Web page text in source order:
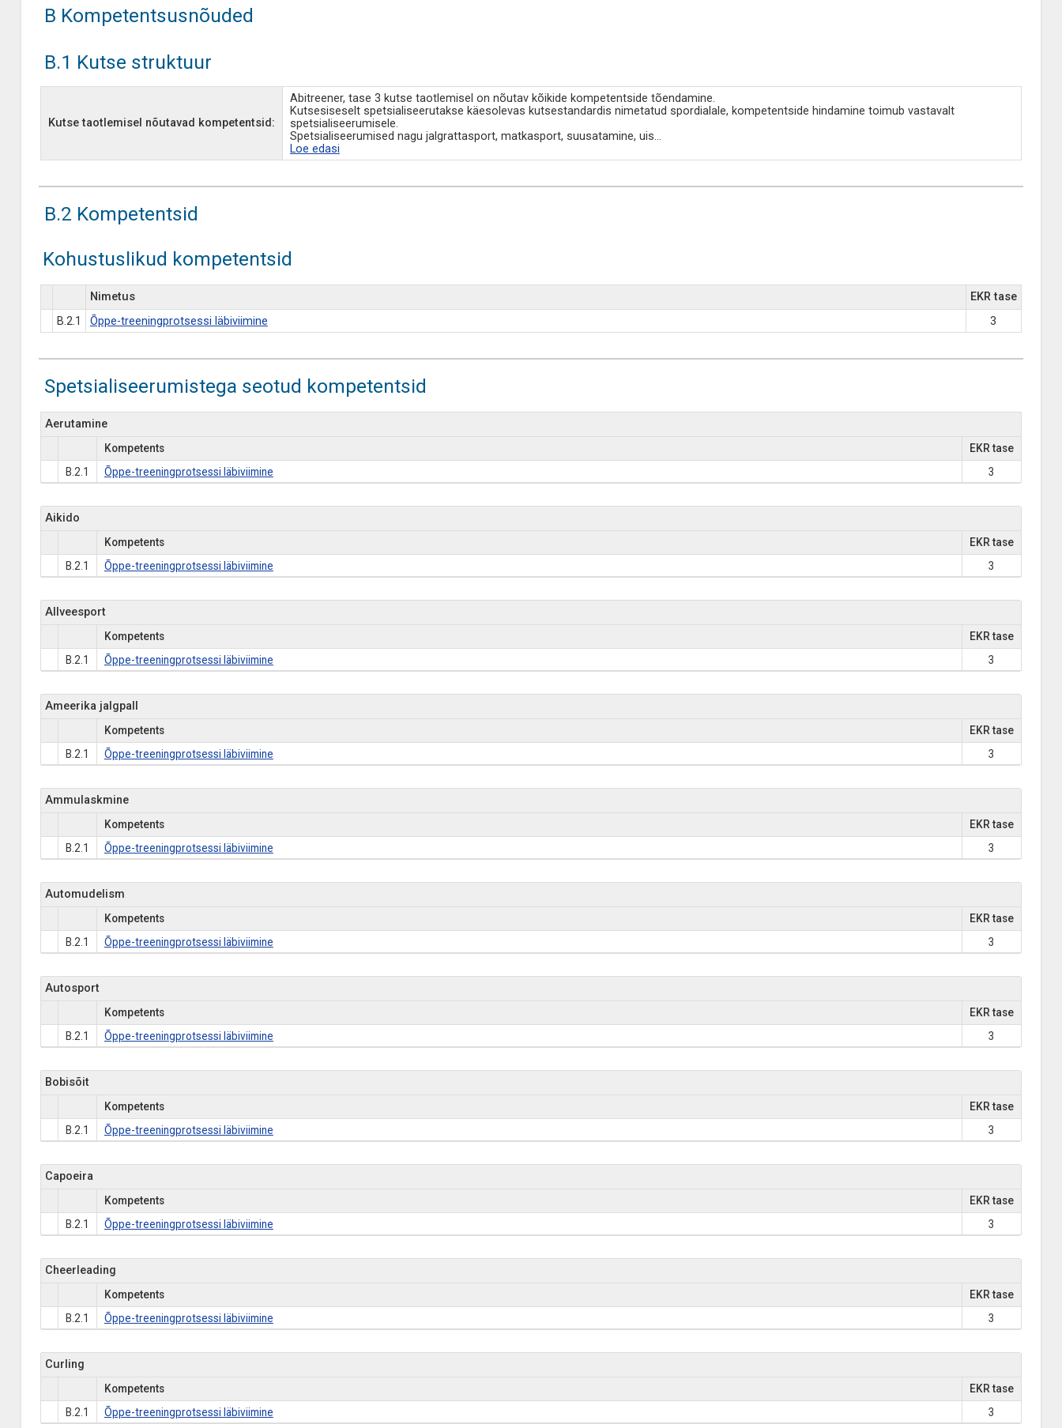
B Kompetentsusnõuded
B.1 Kutse struktuur
Kutse taotlemisel nõutavad kompetentsid:
Abitreener, tase 3 kutse taotlemisel on nõutav kõikide kompetentside tõendamine.
Kutsesiseselt spetsialiseerutakse käesolevas kutsestandardis nimetatud spordialale, kompetentside hindamine toimub vastavalt
spetsialiseerumisele.
Spetsialiseerumised nagu jalgrattasport, matkasport, suusatamine, uis...
Loe edasi
B.2 Kompetentsid
Kohustuslikud kompetentsid
Nimetus
EKR tase
B.2.1
Õppe-treeningprotsessi läbiviimine 3
Spetsialiseerumistega seotud kompetentsid
Aerutamine
Kompetents
EKR tase
B.2.1
Õppe-treeningprotsessi läbiviimine 3
Aikido
Kompetents
EKR tase
B.2.1
Õppe-treeningprotsessi läbiviimine 3
Allveesport
Kompetents
EKR tase
B.2.1
Õppe-treeningprotsessi läbiviimine 3
Ameerika jalgpall
Kompetents
EKR tase
B.2.1
Õppe-treeningprotsessi läbiviimine 3
Ammulaskmine
Kompetents
EKR tase
B.2.1
Õppe-treeningprotsessi läbiviimine 3
Automudelism
Kompetents
EKR tase
B.2.1
Õppe-treeningprotsessi läbiviimine 3
Autosport
Kompetents
EKR tase
B.2.1
Õppe-treeningprotsessi läbiviimine 3
Bobisõit
Kompetents
EKR tase
B.2.1
Õppe-treeningprotsessi läbiviimine 3
Capoeira
Kompetents
EKR tase
B.2.1
Õppe-treeningprotsessi läbiviimine 3
Cheerleading
Kompetents
EKR tase
B.2.1
Õppe-treeningprotsessi läbiviimine 3
Curling
Kompetents
EKR tase
B.2.1
Õppe-treeningprotsessi läbiviimine 3